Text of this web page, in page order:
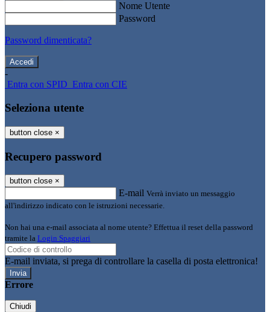
Nome Utente
Password
Password dimenticata?
-
Entra con SPID Entra con CIE
Seleziona utente
button close ×
Recupero password
button close ×
E-mail Verrà inviato un messaggio
all'indirizzo indicato con le istruzioni necessarie.
Non hai una e-mail associata al nome utente? Effettua il reset della password
tramite la Login Spaggiari
E-mail inviata, si prega di controllare la casella di posta elettronica!
Errore
Chiudi